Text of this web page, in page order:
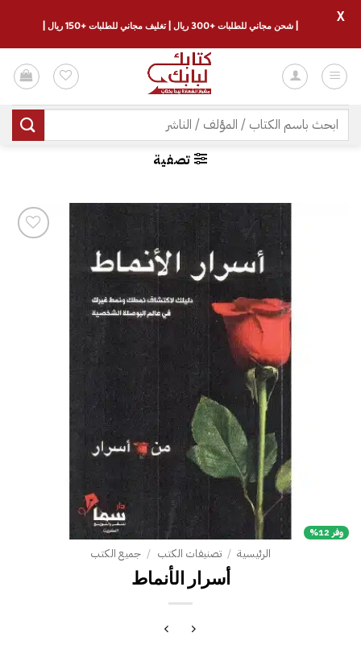
للمحتوى
البحث
عن:
تصفية
وفر 12%
الرئيسية / تصنيفات الكتب / جميع الكتب
أسرار الأنماط
| شحن مجاني للطلبات +300 ريال | تغليف مجاني للطلبات +150 ريال |
X